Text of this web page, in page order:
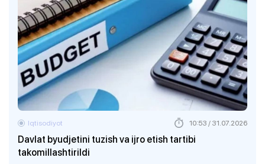
Davlat byudjetini tuzish va ijro etish tartibi
takomillashtirildi
Iqtisodiyot 10:53 / 31.07.2026